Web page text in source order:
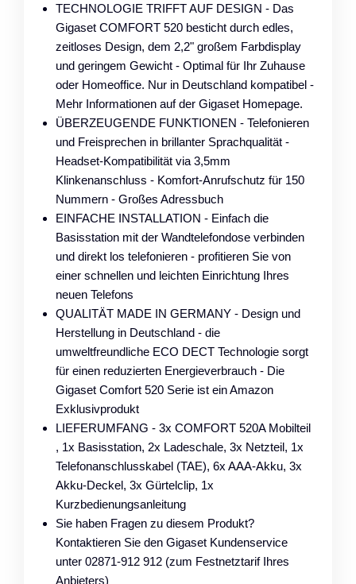
TECHNOLOGIE TRIFFT AUF DESIGN - Das
Gigaset COMFORT 520 besticht durch edles,
zeitloses Design, dem 2,2" großem Farbdisplay
und geringem Gewicht - Optimal für Ihr Zuhause
oder Homeoffice. Nur in Deutschland kompatibel -
Mehr Informationen auf der Gigaset Homepage.
ÜBERZEUGENDE FUNKTIONEN - Telefonieren
und Freisprechen in brillanter Sprachqualität -
Headset-Kompatibilität via 3,5mm
Klinkenanschluss - Komfort-Anrufschutz für 150
Nummern - Großes Adressbuch
EINFACHE INSTALLATION - Einfach die
Basisstation mit der Wandtelefondose verbinden
und direkt los telefonieren - profitieren Sie von
einer schnellen und leichten Einrichtung Ihres
neuen Telefons
QUALITÄT MADE IN GERMANY - Design und
Herstellung in Deutschland - die
umweltfreundliche ECO DECT Technologie sorgt
für einen reduzierten Energieverbrauch - Die
Gigaset Comfort 520 Serie ist ein Amazon
Exklusivprodukt
LIEFERUMFANG - 3x COMFORT 520A Mobilteil
, 1x Basisstation, 2x Ladeschale, 3x Netzteil, 1x
Telefonanschlusskabel (TAE), 6x AAA-Akku, 3x
Akku-Deckel, 3x Gürtelclip, 1x
Kurzbedienungsanleitung
Sie haben Fragen zu diesem Produkt?
Kontaktieren Sie den Gigaset Kundenservice
unter 02871-912 912 (zum Festnetztarif Ihres
Anbieters)